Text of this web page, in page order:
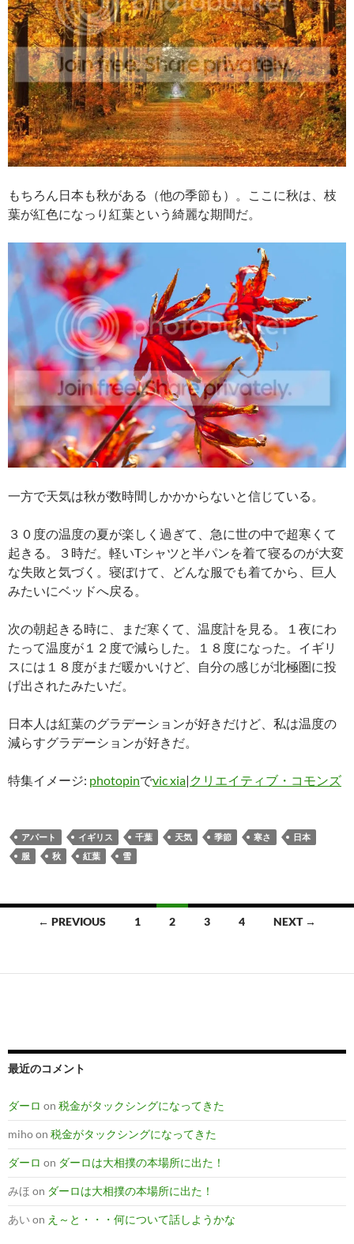
もちろん日本も秋がある（他の季節も）。ここに秋は、枝
葉が紅色になっり紅葉という綺麗な期間だ。
一方で天気は秋が数時間しかかからないと信じている。
３０度の温度の夏が楽しく過ぎて、急に世の中で超寒くて
起きる。３時だ。軽いTシャツと半パンを着て寝るのが大変
な失敗と気づく。寝ぼけて、どんな服でも着てから、巨人
みたいにベッドへ戻る。
次の朝起きる時に、まだ寒くて、温度計を見る。１夜にわ
たって温度が１２度で減らした。１８度になった。イギリ
スには１８度がまだ暖かいけど、自分の感じが北極圏に投
げ出されたみたいだ。
日本人は紅葉のグラデーションが好きだけど、私は温度の
減らすグラデーションが好きだ。
特集イメージ: photopinでvic xia| クリエイティブ・コモンズ
アパート イギリス 千葉 天気 季節 寒さ
日本
服
秋 紅葉 雪
Posts← PREVIOUS 1 2 3 4 NEXT →
最近のコメント
ダーロ on 税金がタックシングになってきた
mihoon 税金がタックシングになってきた
ダーロ on ダーロは大相撲の本場所に出た！
みほ on ダーロは大相撲の本場所に出た！
あい on え～と・・・何について話しようかな